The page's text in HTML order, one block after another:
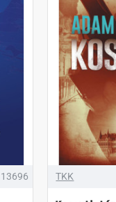
13696 TKK